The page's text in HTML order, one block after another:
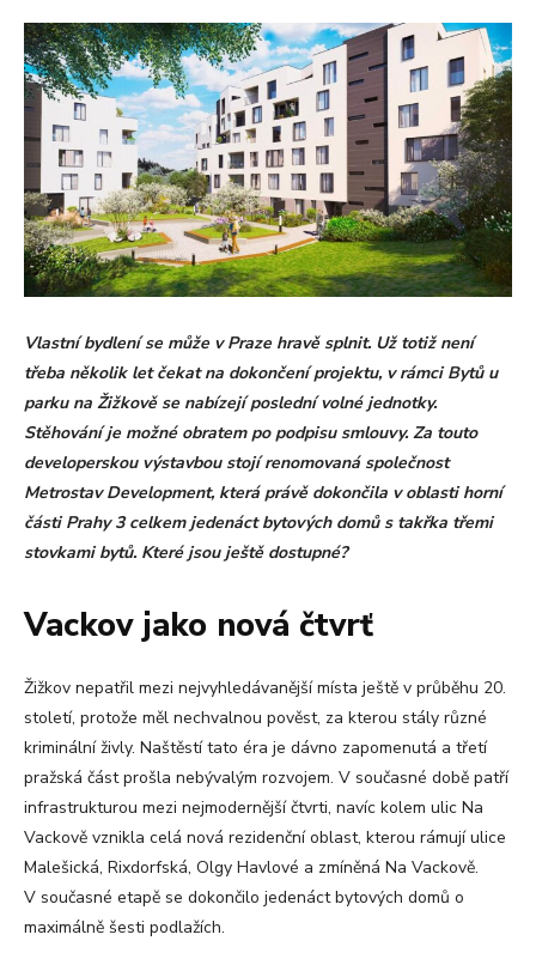
Vlastní bydlení se může v Praze hravě splnit. Už totiž není
třeba několik let čekat na dokončení projektu, v rámci Bytů u
parku na Žižkově se nabízejí poslední volné jednotky.
Stěhování je možné obratem po podpisu smlouvy. Za touto
developerskou výstavbou stojí renomovaná společnost
Metrostav Development, která právě dokončila v oblasti horní
části Prahy 3 celkem jedenáct bytových domů s takřka třemi
stovkami bytů. Které jsou ještě dostupné?
Vackov jako nová čtvrť
Žižkov nepatřil mezi nejvyhledávanější místa ještě v průběhu 20.
století, protože měl nechvalnou pověst, za kterou stály různé
kriminální živly. Naštěstí tato éra je dávno zapomenutá a třetí
pražská část prošla nebývalým rozvojem. V současné době patří
infrastrukturou mezi nejmodernější čtvrti, navíc kolem ulic Na
Vackově vznikla celá nová rezidenční oblast, kterou rámují ulice
Malešická, Rixdorfská, Olgy Havlové a zmíněná Na Vackově.
V současné etapě se dokončilo jedenáct bytových domů o
maximálně šesti podlažích.